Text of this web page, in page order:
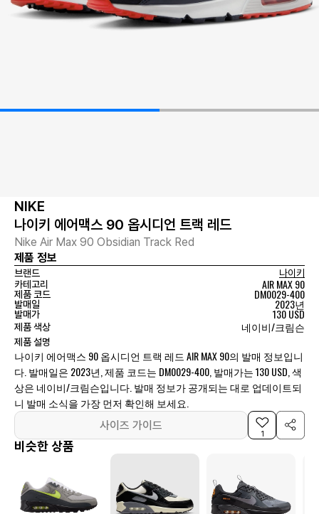
NIKE
나이키 에어맥스 90 옵시디언 트랙 레드
Nike Air Max 90 Obsidian Track Red
제품 정보
브랜드
나이키
카테고리
AIR MAX 90
제품 코드 DM0029-400
발매일 2023년
발매가 130 USD
제품 색상 네이비/크림슨
제품 설명
나이키 에어맥스 90 옵시디언 트랙 레드 AIR MAX 90의 발매 정보입니
다. 발매일은 2023년, 제품 코드는 DM0029-400, 발매가는 130 USD, 색
상은 네이비/크림슨입니다. 발매 정보가 공개되는 대로 업데이트되
니 발매 소식을 가장 먼저 확인해 보세요.
사이즈 가이드
1
비슷한 상품